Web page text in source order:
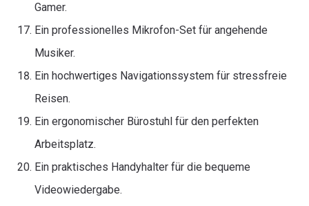
Gamer.
Ein professionelles Mikrofon-Set für angehende
Musiker.
Ein hochwertiges Navigationssystem für stressfreie
Reisen.
Ein ergonomischer Bürostuhl für den perfekten
Arbeitsplatz.
Ein praktisches Handyhalter für die bequeme
Videowiedergabe.